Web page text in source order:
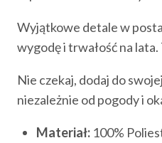
Wyjątkowe detale w
wygodę i trwałość na
Nie czekaj, dodaj do
niezależnie od pogody i
Materiał: 100%